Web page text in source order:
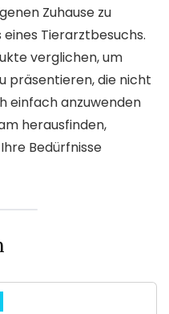
Zuhause zu
Tierarztbesuchs.
verglichen, um
präsentieren, die nicht
einfach anzuwenden
herausfinden,
Bedürfnisse